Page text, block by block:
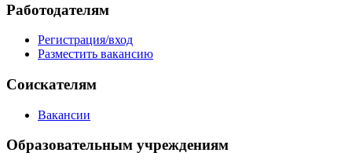
Работодателям
Регистрация/вход
Разместить вакансию
Соискателям
Вакансии
Образовательным учреждениям